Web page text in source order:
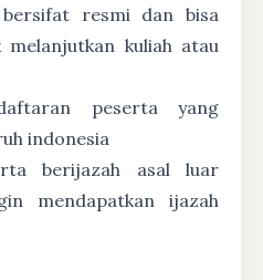
resmi dan bisa
melanjutkan kuliah atau
peserta yang
indonesia
berijazah asal luar
mendapatkan ijazah